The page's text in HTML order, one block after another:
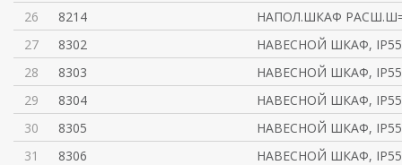
26
8214
НАПОЛ.ШКАФ
27
8302
НАВЕСНОЙ ШКАФ,
28
8303
НАВЕСНОЙ ШКАФ,
29
8304
НАВЕСНОЙ ШКАФ,
30
8305
НАВЕСНОЙ ШКАФ,
31
8306
НАВЕСНОЙ ШКАФ,